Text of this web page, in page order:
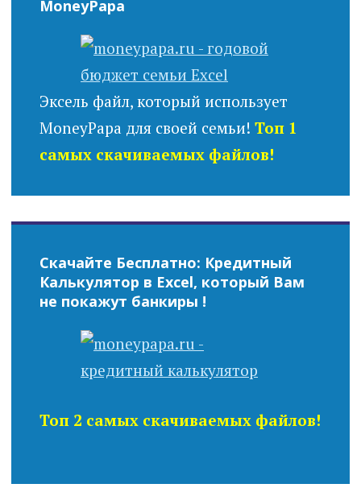
MoneyPapa
Эксель файл, который использует
MoneyPapa для своей семьи! Топ 1
самых скачиваемых файлов!
Скачайте Бесплатно: Кредитный
Калькулятор в Excel, который Вам
не покажут банкиры !
Топ 2 самых скачиваемых файлов!